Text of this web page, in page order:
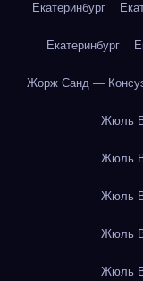
Екатеринбург
Екатеринбург
Жорж Санд —
Жюль
Жюль
Жюль
Жюль
Жюль